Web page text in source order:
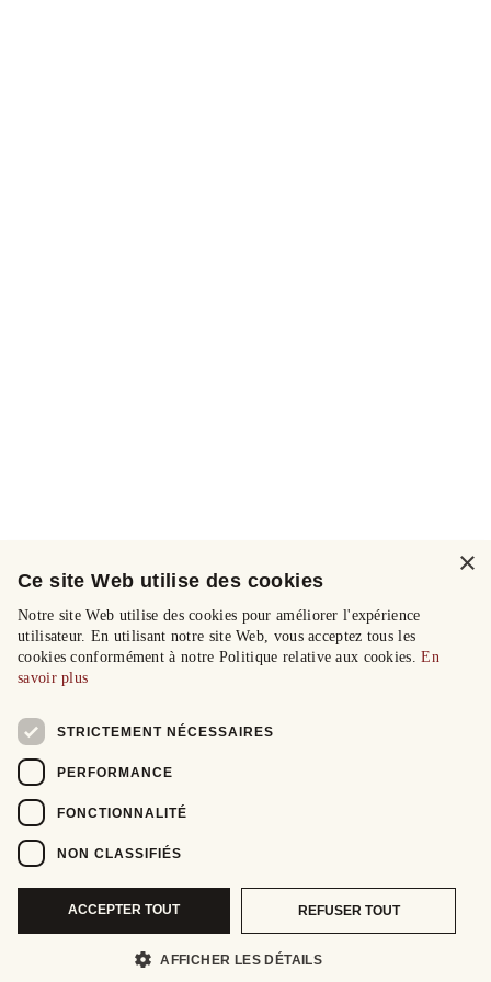
×
Ce site Web utilise des cookies
Notre site Web utilise des cookies pour améliorer l'expérience
utilisateur. En utilisant notre site Web, vous acceptez tous les
cookies conformément à notre Politique relative aux cookies.En
savoir plus
STRICTEMENT NÉCESSAIRES
PERFORMANCE
FONCTIONNALITÉ
NON CLASSIFIÉS
ACCEPTER TOUT REFUSER TOUT
AFFICHER LES DÉTAILS